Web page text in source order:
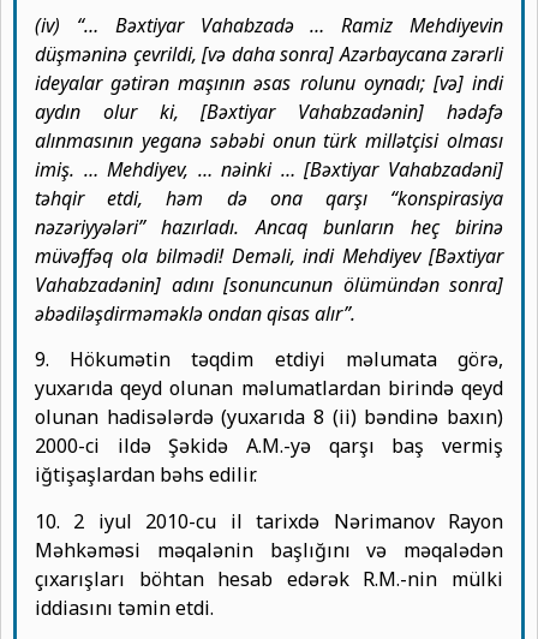
(iv) “… Bəxtiyar Vahabzadə … Ramiz Mehdiyevin
düşməninə çevrildi, [və daha sonra] Azərbaycana zərərli
ideyalar gətirən maşının əsas rolunu oynadı; [və] indi
aydın olur ki, [Bəxtiyar Vahabzadənin] hədəfə
alınmasının yeganə səbəbi onun türk millətçisi olması
imiş. … Mehdiyev, … nəinki … [Bəxtiyar Vahabzadəni]
təhqir etdi, həm də ona qarşı “konspirasiya
nəzəriyyələri” hazırladı. Ancaq bunların heç birinə
müvəffəq ola bilmədi! Deməli, indi Mehdiyev [Bəxtiyar
Vahabzadənin] adını [sonuncunun ölümündən sonra]
əbədiləşdirməməklə ondan qisas alır”.
9. Hökumətin təqdim etdiyi məlumata görə,
yuxarıda qeyd olunan məlumatlardan birində qeyd
olunan hadisələrdə (yuxarıda 8 (ii) bəndinə baxın)
2000-ci ildə Şəkidə A.M.-yə qarşı baş vermiş
iğtişaşlardan bəhs edilir.
10. 2 iyul 2010-cu il tarixdə Nərimanov Rayon
Məhkəməsi məqalənin başlığını və məqalədən
çıxarışları böhtan hesab edərək R.M.-nin mülki
iddiasını təmin etdi.